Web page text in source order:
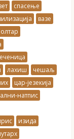
спасење
вазе
олтар
лахиш
чешаљ
цар-језекија
натпис
изида